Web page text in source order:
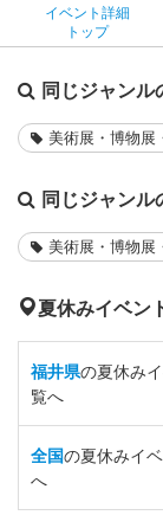
イベント詳細
トップ
同じジャンル
美術展・博物展
同じジャンル
美術展・博物展
夏休みイベン
福井県の夏休み
覧へ
全国の夏休みイ
へ